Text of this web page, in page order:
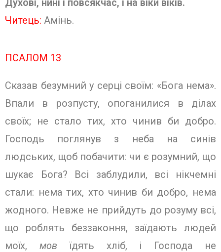
Духові, нині і повсякчас, і на віки віків.
Читець: Амінь.
ПСАЛОМ 13
Сказав безумний у серці своїм: «Бога нема».
Впали в розпусту, опоганилися в ділах
своїх; не стало тих, хто чинив би добро.
Господь поглянув з неба на синів
людських, щоб побачити: чи є розумний, що
шукає Бога? Всі заблудили, всі нікчемні
стали: нема тих, хто чинив би добро, нема
жодного. Невже не прийдуть до розуму всі,
що роблять беззаконня, заїдають людей
моїх, мов їдять хліб, і Господа не